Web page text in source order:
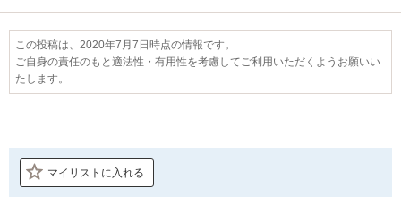
この投稿は、2020年7月7日時点の情報です。
ご自身の責任のもと適法性・有用性を考慮してご利用いただくようお願いい
たします。
マイリストに入れる